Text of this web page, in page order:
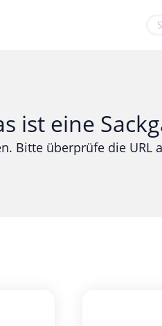
& Beauty
Internet
ist eine
Bitte überprüfe die URL